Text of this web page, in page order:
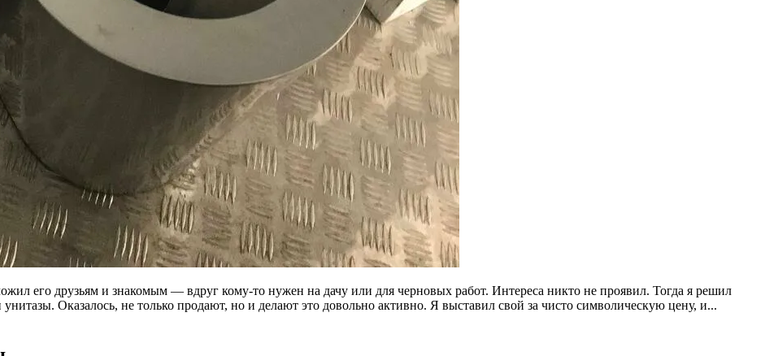
его друзьям и знакомым — вдруг кому-то нужен на дачу или для черновых работ. Интереса никто не проявил. Тогда я решил
Оказалось, не только продают, но и делают это довольно активно. Я выставил свой за чисто символическую цену, и...